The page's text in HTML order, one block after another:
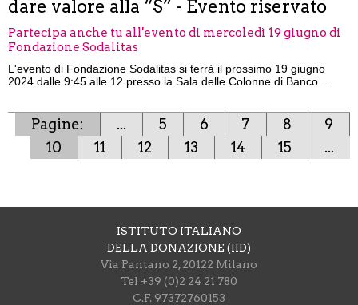
dare valore alla “S” - Evento riservato
Partecipa anche tu all'evento di mercoledì 19 giugno di
Fondazione Sodalitas
L'evento di Fondazione Sodalitas si terrà il prossimo 19 giugno
2024 dalle 9:45 alle 12 presso la Sala delle Colonne di Banco...
Pagine: ... 5 6 7 8
9
10
11 12 13 14 15 ...
ISTITUTO ITALIANO
DELLA DONAZIONE (IID)
Via Pantano 2, 20122 Milano
Tel +39 (0)2 24 21 780
C.F. 97372760153